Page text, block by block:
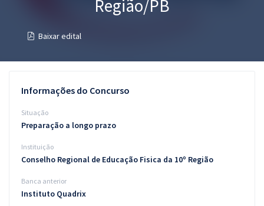
Mentorias
Conteúdo gratuito
Blog
Região/PB
Baixar edital
Informações do Concurso
Situação
Preparação a longo prazo
Instituição
Conselho Regional de Educação Fisica da 10º Região
Banca anterior
Instituto Quadrix